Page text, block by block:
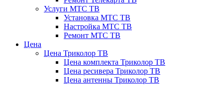
Услуги МТС ТВ
Установка МТС ТВ
Настройка МТС ТВ
Ремонт МТС ТВ
Цена
Цена Триколор ТВ
Цена комплекта Триколор ТВ
Цена ресивера Триколор ТВ
Цена антенны Триколор ТВ